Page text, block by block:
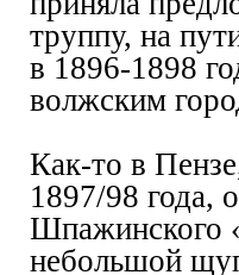
труппу, на
в 1896-1898
волжским
Как-то в
1897/98 года,
Шпажинского
небольшой